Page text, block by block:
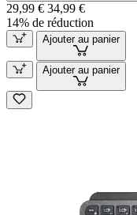
29,99 € 34,99 €
14% de réduction
Ajouter au panier
Ajouter au panier